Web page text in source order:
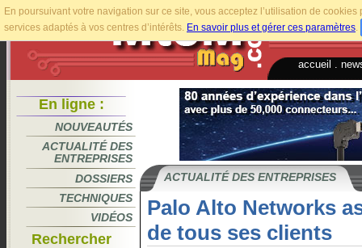
En poursuivant votre navigation sur ce site, vous acceptez l’utilisation de
services adaptés à vos centres d’intérêts. En savoir plus et gérer ces paramètres.
accueil
En ligne :
NOUVEAUTÉS
ACTUALITÉ DES
ENTREPRISES
DOSSIERS
TECHNIQUES
VIDÉOS
Rechercher
ACTUALITÉ DES ENTREPRISES
Palo Alto Networks
de tous ses clients